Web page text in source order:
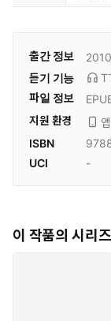
출간 정보
듣기 기능
파일 정보
지원 환경
앱
ISBN
UCI
-
이 작품의 시리즈